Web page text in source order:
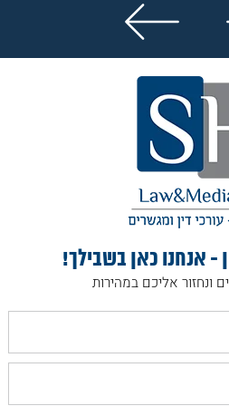
- אנחנו כאן בשבילך!
ונחזור אליכם במהירות